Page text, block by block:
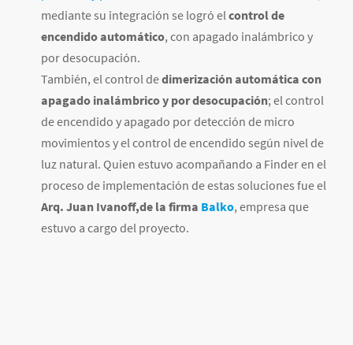
mediante su integración se logró elcontrol de
encendido automático, con apagado inalámbrico y
por desocupación.
También, el control dedimerización automática con
apagado inalámbrico y por desocupación; el control
de encendido y apagado por detección de micro
movimientos y el control de encendido según nivel de
luz natural. Quien estuvo acompañando a Finder en el
proceso de implementación de estas soluciones fue el
Arq. Juan Ivanoff,de la firma Balko, empresa que
estuvo a cargo del proyecto.